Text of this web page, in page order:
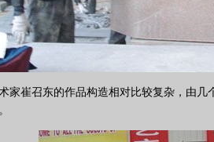
家崔召东的作品构造相对比较复杂，由